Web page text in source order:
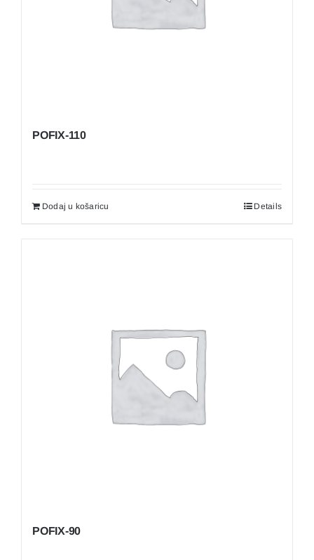
POFIX-110
Dodaj u košaricu Details
POFIX-90